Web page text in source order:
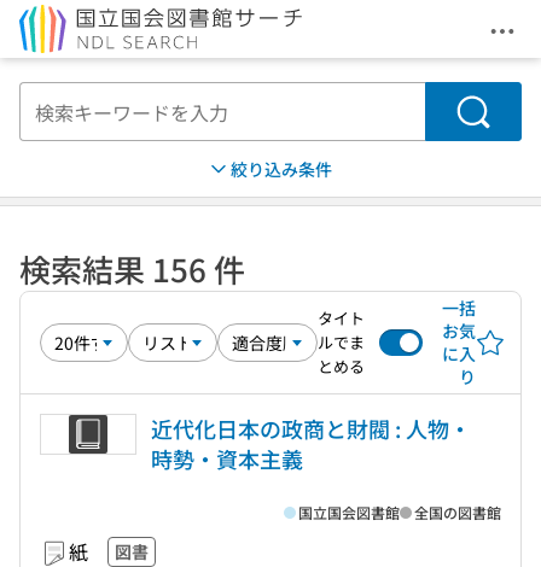
メ
検索
絞り込み条件
検索結果 156 件
タイト
ルでま
とめる
一括
お気
に入
り
近代化日本の政商と財閥 : 人物・
時勢・資本主義
紙 図書
国立国会図書館 全国の図書館